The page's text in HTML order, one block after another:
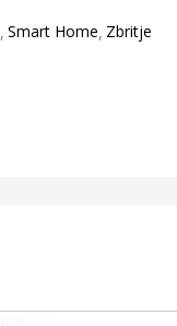
Smart Home Zbritje